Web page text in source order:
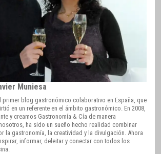
Muniesa
primer blog gastronómico colaborativo en España, que
en un referente en el ámbito gastronómico. En 2008,
y creamos Gastronomía & Cía de manera
ha sido un sueño hecho realidad combinar
la gastronomía, la creatividad y la divulgación. Ahora
informar, deleitar y conectar con todos los